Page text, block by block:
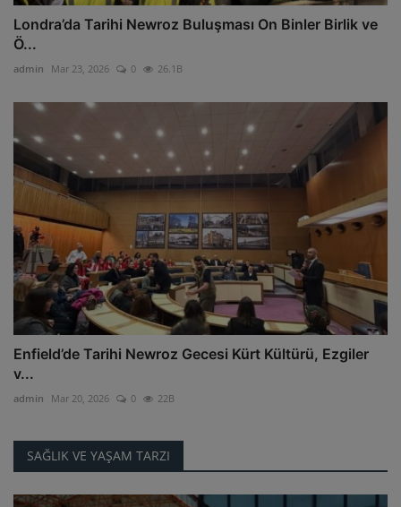
Londra’da Tarihi Newroz Buluşması On Binler Birlik ve
Ö...
admin Mar 23, 2026 0 26.1B
Enfield’de Tarihi Newroz Gecesi Kürt Kültürü, Ezgiler
v...
admin Mar 20, 2026 0 22B
SAĞLIK VE YAŞAM TARZI